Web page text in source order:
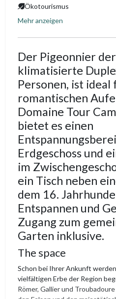
Ökotourismus
Mehr anzeigen
Der Pigeonnier
klimatisierte
Personen, ist ideal
romantischen
Domaine Tour
bietet es einen
Erdgeschoss und
im
ein Tisch neben
dem 16.
Entspannen und
Zugang zum
Garten inklusive.
The space
Schon bei Ihrer Ankunft
vielfältigen Erbe der Region
Römer, Gallier und